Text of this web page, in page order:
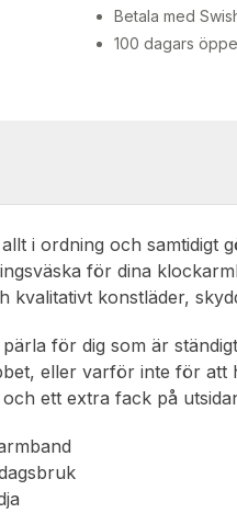
Betala med
100 dagars
i ordning och samtidigt
för dina
kvalitativt konstläder,
för dig som är
eller varför inte för att
ett extra fack på